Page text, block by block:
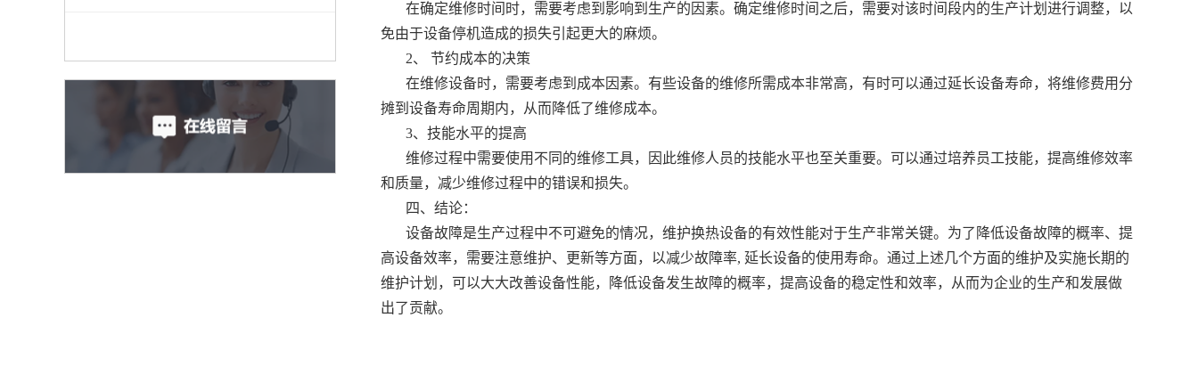
在确定维修时间时，需要考虑到影响到生产的因素。确定维修时间之后，需要对该时间段内的生产计划进行调整，以
免由于设备停机造成的损失引起更大的麻烦。
2、 节约成本的决策
在维修设备时，需要考虑到成本因素。有些设备的维修所需成本非常高，有时可以通过延长设备寿命，将维修费用分
摊到设备寿命周期内，从而降低了维修成本。
3、技能水平的提高
维修过程中需要使用不同的维修工具，因此维修人员的技能水平也至关重要。可以通过培养员工技能，提高维修效率
和质量，减少维修过程中的错误和损失。
四、结论：
设备故障是生产过程中不可避免的情况，维护换热设备的有效性能对于生产非常关键。为了降低设备故障的概率、提
高设备效率，需要注意维护、更新等方面，以减少故障率, 延长设备的使用寿命。通过上述几个方面的维护及实施长期的
维护计划，可以大大改善设备性能，降低设备发生故障的概率，提高设备的稳定性和效率，从而为企业的生产和发展做
出了贡献。